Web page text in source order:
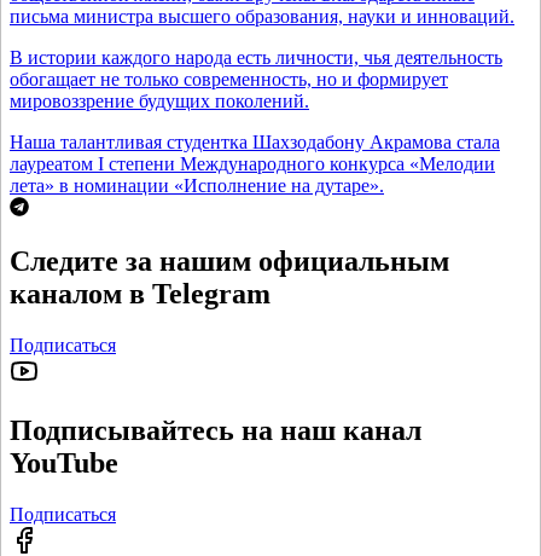
письма министра высшего образования, науки и инноваций.
В истории каждого народа есть личности, чья деятельность
обогащает не только современность, но и формирует
мировоззрение будущих поколений.
Наша талантливая студентка Шахзодабону Акрамова стала
лауреатом I степени Международного конкурса «Мелодии
лета» в номинации «Исполнение на дутаре».
Следите за нашим официальным
каналом в Telegram
Подписаться
Подписывайтесь на наш канал
YouTube
Подписаться